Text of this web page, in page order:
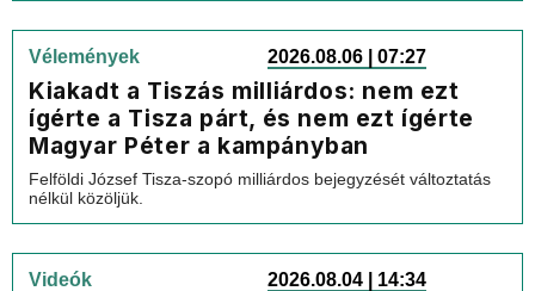
Vélemények 2026.08.06 | 07:27
Kiakadt a Tiszás milliárdos: nem ezt
ígérte a Tisza párt, és nem ezt ígérte
Magyar Péter a kampányban
Felföldi József Tisza-szopó milliárdos bejegyzését változtatás
nélkül közöljük.
Videók 2026.08.04 | 14:34